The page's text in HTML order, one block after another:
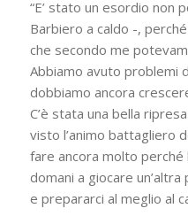
“E’ stato un esordio non
Barbiero a caldo -,
che secondo me
Abbiamo avuto problemi
dobbiamo ancora
C’è stata una bella
visto l’animo battagliero
fare ancora molto
domani a giocare
e prepararci al meglio al